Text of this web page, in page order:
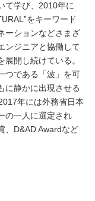
て学び、2010年に
をキーワード
ーションなどさまざ
ンジニアと協働して
開し続けている。
つである「波」を可
に静かに出現させる
年には外務省日本
の一人に選定され
、D&AD Awardなど